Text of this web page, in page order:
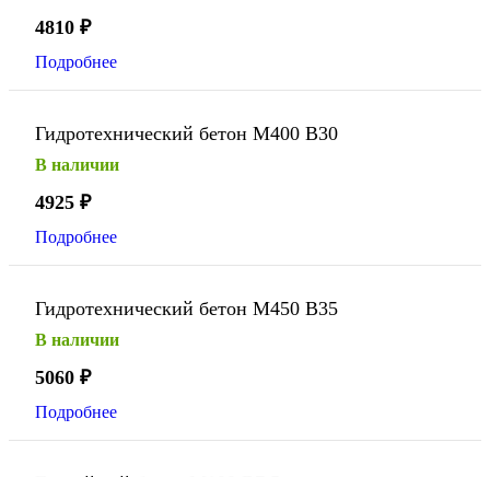
4810 ₽
Подробнее
Гидротехнический бетон М400 В30
В наличии
4925 ₽
Подробнее
Гидротехнический бетон М450 В35
В наличии
5060 ₽
Подробнее